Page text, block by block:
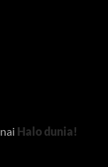
Halo dunia!